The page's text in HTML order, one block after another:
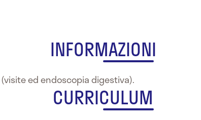
INFORMAZIONI
ed endoscopia digestiva).
CURRICULUM